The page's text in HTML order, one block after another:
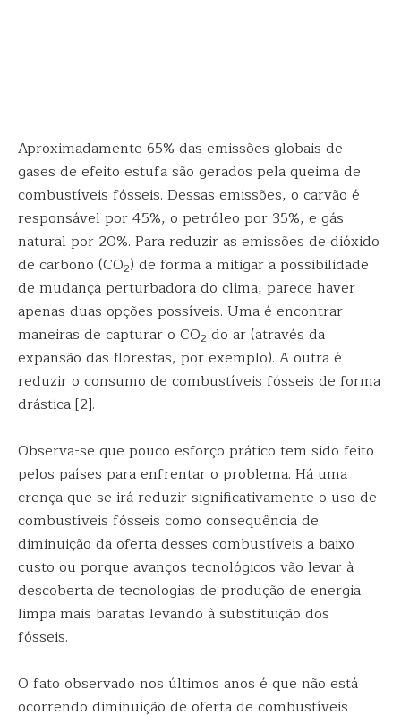
Aproximadamente 65% das emissões globais de
gases de efeito estufa são gerados pela queima de
combustíveis fósseis. Dessas emissões, o carvão é
responsável por 45%, o petróleo por 35%, e gás
natural por 20%. Para reduzir as emissões de dióxido
de carbono (CO2) de forma a mitigar a possibilidade
de mudança perturbadora do clima, parece haver
apenas duas opções possíveis. Uma é encontrar
maneiras de capturar o CO2 do ar (através da
expansão das florestas, por exemplo). A outra é
reduzir o consumo de combustíveis fósseis de forma
drástica [2].
Observa-se que pouco esforço prático tem sido feito
pelos países para enfrentar o problema. Há uma
crença que se irá reduzir significativamente o uso de
combustíveis fósseis como consequência de
diminuição da oferta desses combustíveis a baixo
custo ou porque avanços tecnológicos vão levar à
descoberta de tecnologias de produção de energia
limpa mais baratas levando à substituição dos
fósseis.
O fato observado nos últimos anos é que não está
ocorrendo diminuição de oferta de combustíveis